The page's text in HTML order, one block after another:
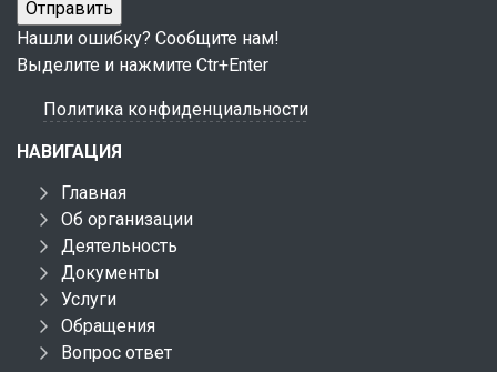
Нашли ошибку? Сообщите нам!
Выделите и нажмите Ctr+Enter
Политика конфиденциальности
НАВИГАЦИЯ
Главная
Об организации
Деятельность
Документы
Услуги
Обращения
Вопрос ответ